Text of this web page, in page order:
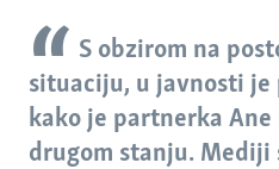
S obzirom na
situaciju, u javnosti
kako je partnerka
drugom stanju.